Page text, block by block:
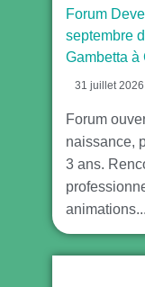
Forum
septembre
Gambetta à
31 juillet 2026
Forum
naissance,
3 ans.
animations...